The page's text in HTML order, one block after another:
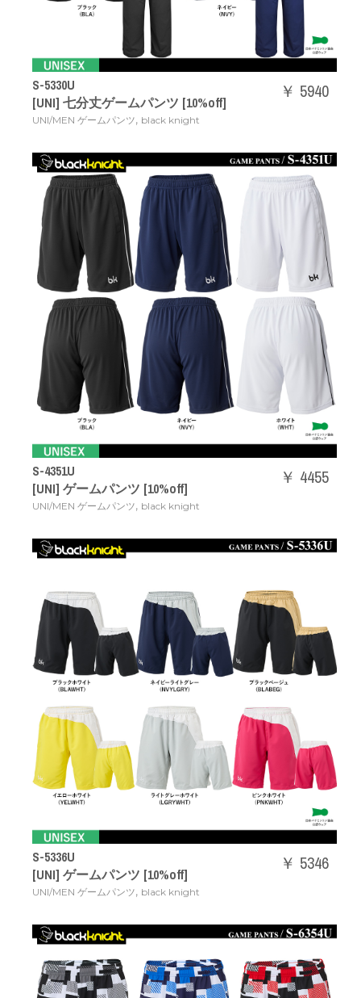
S-5330U
[UNI] 七分丈ゲームパンツ [10%off]
UNI/MEN ゲームパンツ, black knight
￥ 5940
S-4351U
[UNI] ゲームパンツ [10%off]
UNI/MEN ゲームパンツ, black knight
￥ 4455
S-5336U
[UNI] ゲームパンツ [10%off]
UNI/MEN ゲームパンツ, black knight
￥ 5346